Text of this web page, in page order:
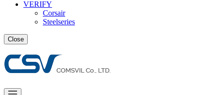
VERIFY
Corsair
Steelseries
Close